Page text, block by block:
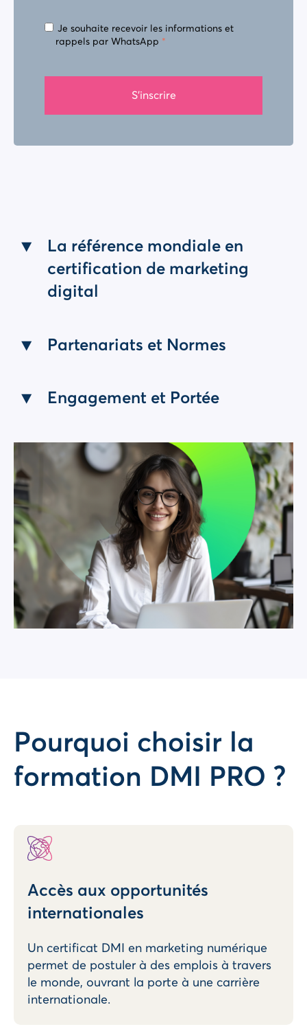
Je souhaite recevoir les informations et
rappels par WhatsApp *
La référence mondiale en
certification de marketing
digital
Partenariats et Normes
Engagement et Portée
Pourquoi choisir la
formation DMI PRO ?
Accès aux opportunités
internationales
Un certificat DMI en marketing numérique
permet de postuler à des emplois à travers
le monde, ouvrant la porte à une carrière
internationale.